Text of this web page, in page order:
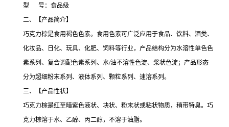
型 号：食品级
二、【产品简介】
巧克力棕是食用褐色色素。食用色素可广泛应用于食品、饮料、酒类、
化妆品、日化、玩具、化肥、饲料等行业，产品结构分为水溶性单色色
素系列、复合调配色素系列、水/油不溶性色淀、浆状色淀；产品形态
分为超细粉末系列、液体系列、颗粒系列、速溶系列。
三、【产品性状】
巧克力棕是红至暗紫色液状、块状、粉末状或粘状物质，稍带特臭。巧
克力棕溶于水、乙醇、丙二醇，不溶于油脂。